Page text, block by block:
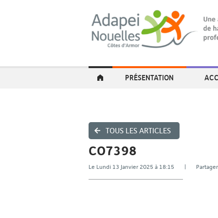
PRÉSENTATION
TOUS LES ARTICLES
CO7398
Le Lundi 13 Janvier 2025 à 18:15 |